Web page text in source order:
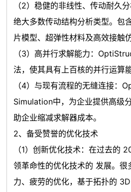
（2）稳健的非线性、传动耐久
绝大多数传动结构分析类型。包
片模型、超弹性材料及高效接触
（3）高并行求解能力：
法，使其具有上百核的并行运算能
（4）与现有流程的无缝连接：
Simulation中，为企业提供高级
助企业缩减求解器成本。
2、备受赞誉的优化技术
（1）创新优化技术：在过去的
领革命性的优化技术的 发展。很
力、疲劳的优化，基于拓扑的